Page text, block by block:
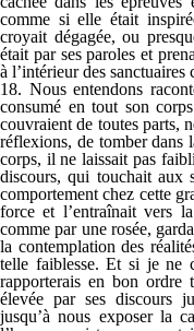
comme si elle était
croyait dégagée, ou
était par ses paroles et
à l’intérieur des sanctuaires
18. Nous entendons
consumé en tout son
couvraient de toutes parts,
réflexions, de tomber dans
corps, il ne laissait pas
discours, qui touchait aux
comportement chez cette
force et l’entraînait vers
comme par une rosée,
la contemplation des
telle faiblesse. Et si je ne
rapporterais en bon ordre
élevée par ses discours
jusqu’à nous exposer la